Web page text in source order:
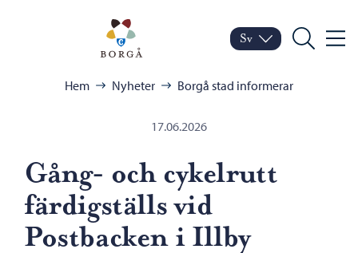
Porvoo – Gå till
Byt språk
Nuvarande språk:
Sv
Sök Meny
Bläddra:Hem Nyheter Borgå stad informerar
17.06.2026
Gång- och cykelrutt
färdigställs vid
Postbacken i Illby